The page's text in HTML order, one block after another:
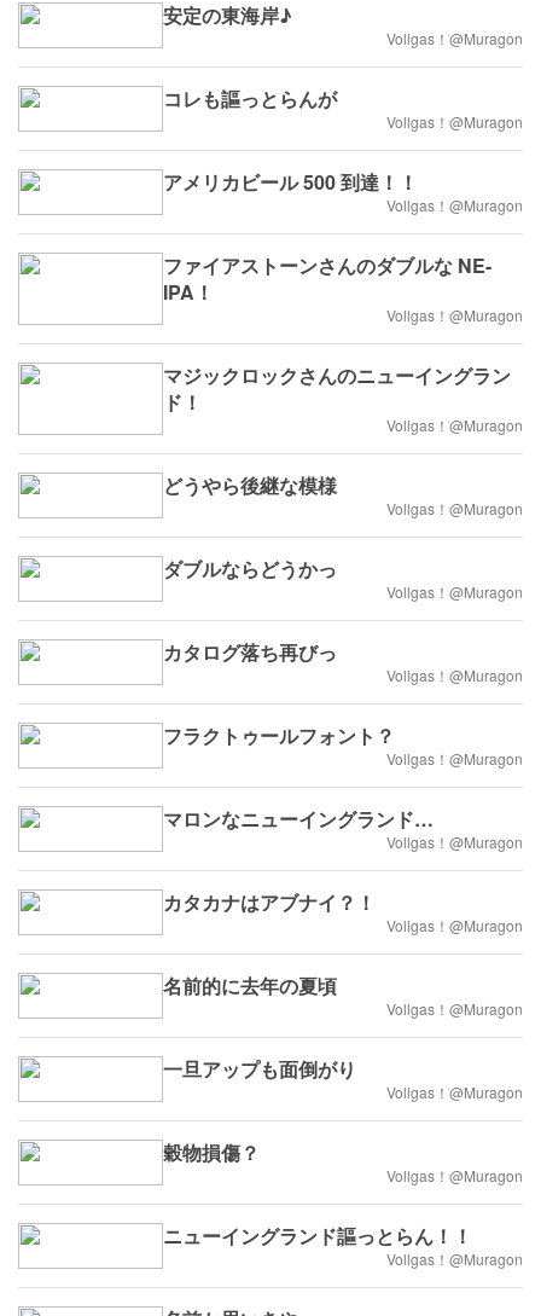
安定の東海岸♪
Vollgas！@Muragon
コレも謳っとらんが
Vollgas！@Muragon
アメリカビール 500 到達！！
Vollgas！@Muragon
ファイアストーンさんのダブルな NE-
IPA！
Vollgas！@Muragon
マジックロックさんのニューイングラン
ド！
Vollgas！@Muragon
どうやら後継な模様
Vollgas！@Muragon
ダブルならどうかっ
Vollgas！@Muragon
カタログ落ち再びっ
Vollgas！@Muragon
フラクトゥールフォント？
Vollgas！@Muragon
マロンなニューイングランド…
Vollgas！@Muragon
カタカナはアブナイ？！
Vollgas！@Muragon
名前的に去年の夏頃
Vollgas！@Muragon
一旦アップも面倒がり
Vollgas！@Muragon
穀物損傷？
Vollgas！@Muragon
ニューイングランド謳っとらん！！
Vollgas！@Muragon